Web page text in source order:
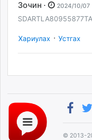
Зочин · 2024/10/07
Хариулах · Устгах
© 2013-